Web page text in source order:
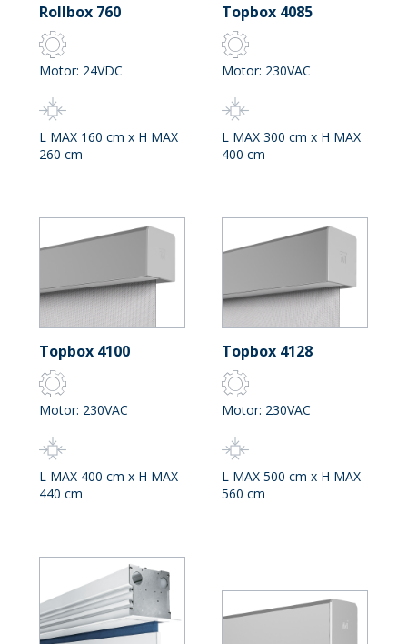
Rollbox 760
Motor: 24VDC
L MAX 160 cm x H MAX
260 cm
Topbox 4085
Motor: 230VAC
L MAX 300 cm x H MAX
400 cm
Topbox 4100
Motor: 230VAC
L MAX 400 cm x H MAX
440 cm
Topbox 4128
Motor: 230VAC
L MAX 500 cm x H MAX
560 cm